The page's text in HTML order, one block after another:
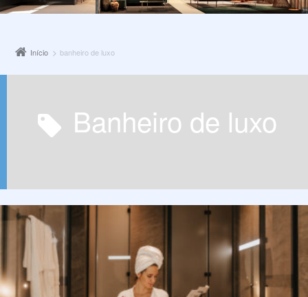
Início banheiro de luxo
banheiro de luxo